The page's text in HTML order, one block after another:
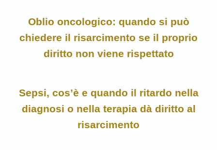
Oblio oncologico: quando si può
chiedere il risarcimento se il proprio
diritto non viene rispettato
Sepsi, cos’è e quando il ritardo nella
diagnosi o nella terapia dà diritto al
risarcimento